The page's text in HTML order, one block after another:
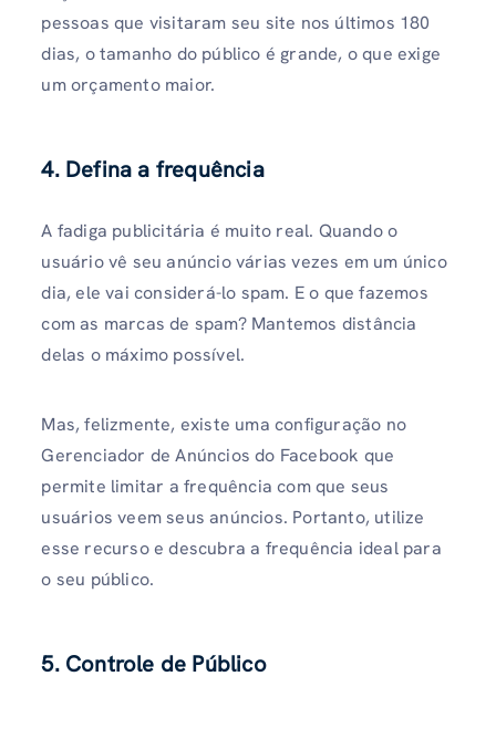
pessoas que visitaram seu site nos últimos 180
dias, o tamanho do público é grande, o que exige
um orçamento maior.
4. Defina a frequência
A fadiga publicitária é muito real. Quando o
usuário vê seu anúncio várias vezes em um único
dia, ele vai considerá-lo spam. E o que fazemos
com as marcas de spam? Mantemos distância
delas o máximo possível.
Mas, felizmente, existe uma configuração no
Gerenciador de Anúncios do Facebook que
permite limitar a frequência com que seus
usuários veem seus anúncios. Portanto, utilize
esse recurso e descubra a frequência ideal para
o seu público.
5. Controle de Público